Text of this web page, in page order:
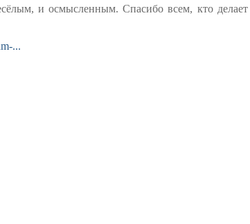
и осмысленным. Спасибо всем, кто делает
...